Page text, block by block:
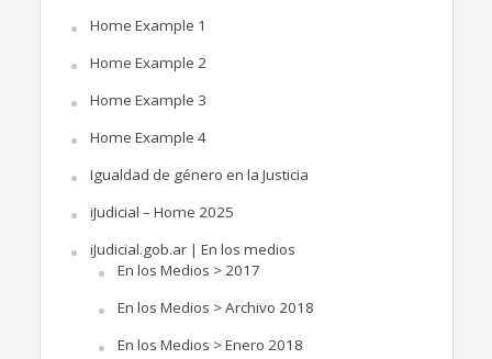
Home Example 1
Home Example 2
Home Example 3
Home Example 4
Igualdad de género en la Justicia
iJudicial – Home 2025
iJudicial.gob.ar | En los medios
En los Medios > 2017
En los Medios > Archivo 2018
En los Medios > Enero 2018